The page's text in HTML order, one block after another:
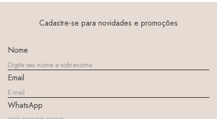
Cadastre-se para novidades e promoções
Nome
Email
WhatsApp